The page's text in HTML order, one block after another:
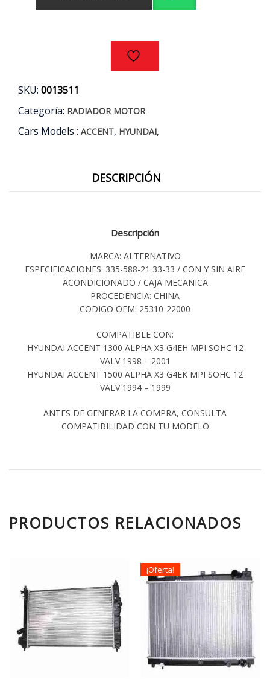
SKU: 0013511
Categoría: RADIADOR MOTOR
Cars Models : ACCENT, HYUNDAI,
DESCRIPCIÓN
Descripción
MARCA: ALTERNATIVO
ESPECIFICACIONES: 335-588-21 33-33 / CON Y SIN AIRE
ACONDICIONADO / CAJA MECANICA
PROCEDENCIA: CHINA
CODIGO OEM: 25310-22000
COMPATIBLE CON:
HYUNDAI ACCENT 1300 ALPHA X3 G4EH MPI SOHC 12
VALV 1998 – 2001
HYUNDAI ACCENT 1500 ALPHA X3 G4EK MPI SOHC 12
VALV 1994 – 1999
ANTES DE GENERAR LA COMPRA, CONSULTA
COMPATIBILIDAD CON TU MODELO
PRODUCTOS RELACIONADOS
¡Oferta!